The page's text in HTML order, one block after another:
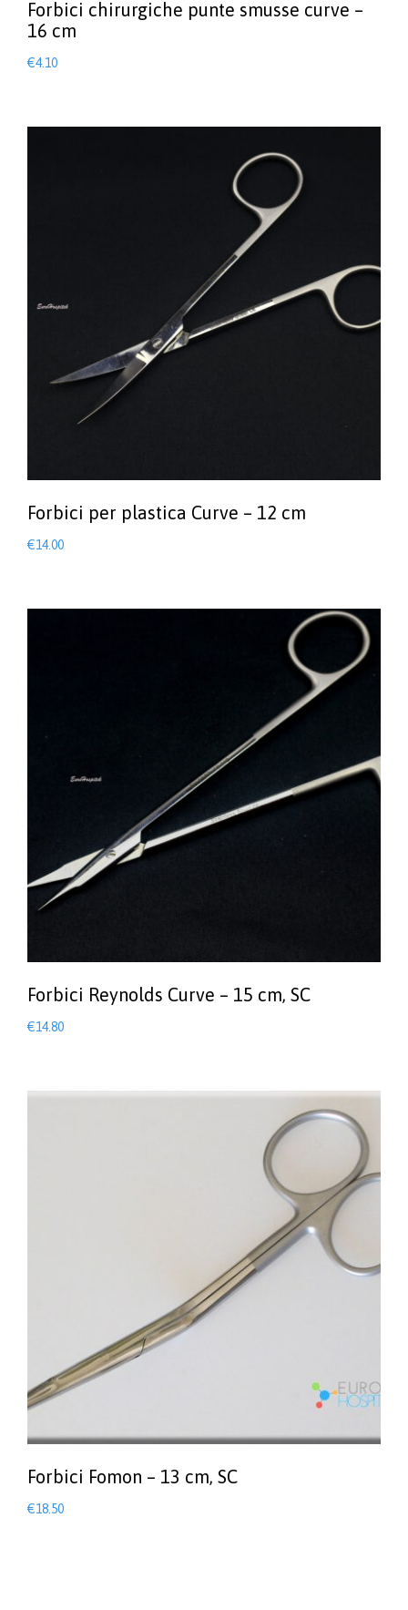
Forbici chirurgiche punte smusse curve –
16 cm
€4.10
Forbici per plastica Curve – 12 cm
€14.00
Forbici Reynolds Curve – 15 cm, SC
€14.80
Forbici Fomon – 13 cm, SC
€18.50